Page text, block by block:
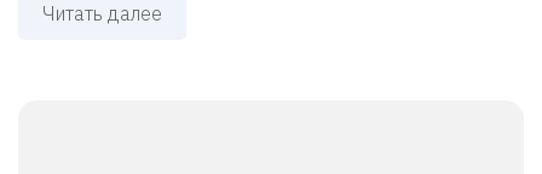
Читать далее